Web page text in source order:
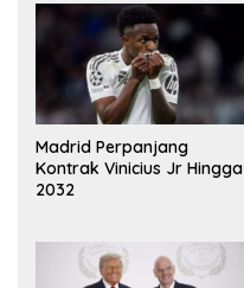
Madrid Perpanjang
Kontrak Vinicius Jr Hingga
2032